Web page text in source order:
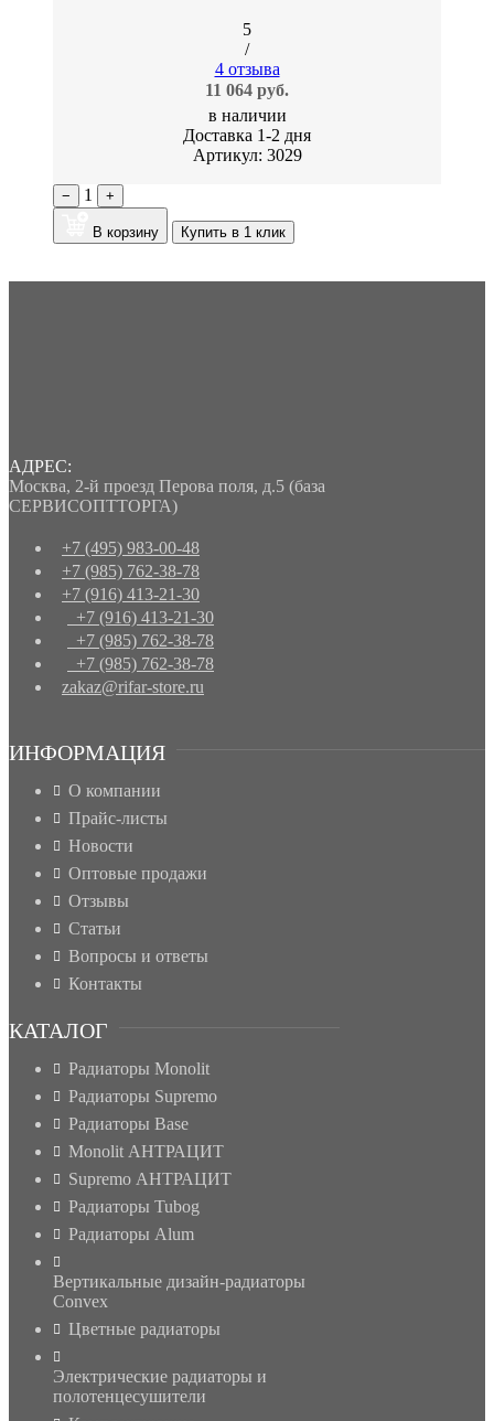
5
/
4 отзыва
11 064 руб.
в наличии
Доставка 1-2 дня
Артикул: 3029
− 1 +
В корзину Купить в 1 клик
АДРЕС:
Москва, 2-й проезд Перова поля, д.5 (база
СЕРВИСОПТТОРГА)
+7 (495) 983-00-48
+7 (985) 762-38-78
+7 (916) 413-21-30
+7 (916) 413-21-30
+7 (985) 762-38-78
+7 (985) 762-38-78
zakaz@rifar-store.ru
ИНФОРМАЦИЯ
О компании
Прайс-листы
Новости
Оптовые продажи
Отзывы
Статьи
Вопросы и ответы
Контакты
КАТАЛОГ
Радиаторы Monolit
Радиаторы Supremo
Радиаторы Base
Monolit АНТРАЦИТ
Supremo АНТРАЦИТ
Радиаторы Tubog
Радиаторы Alum
Вертикальные дизайн-радиаторы
Convex
Цветные радиаторы
Электрические радиаторы и
полотенцесушители